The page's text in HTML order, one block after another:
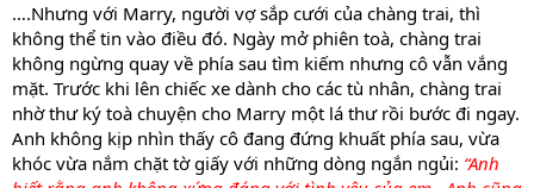
….Nhưng với Marry, người vợ sắp cưới của chàng trai, thì
không thể tin vào điều đó. Ngày mở phiên toà, chàng trai
không ngừng quay về phía sau tìm kiếm nhưng cô vẫn vắng
mặt. Trước khi lên chiếc xe dành cho các tù nhân, chàng trai
nhờ thư ký toà chuyện cho Marry một lá thư rồi bước đi ngay.
Anh không kịp nhìn thấy cô đang đứng khuất phía sau, vừa
khóc vừa nắm chặt tờ giấy với những dòng ngắn ngủi: “Anh